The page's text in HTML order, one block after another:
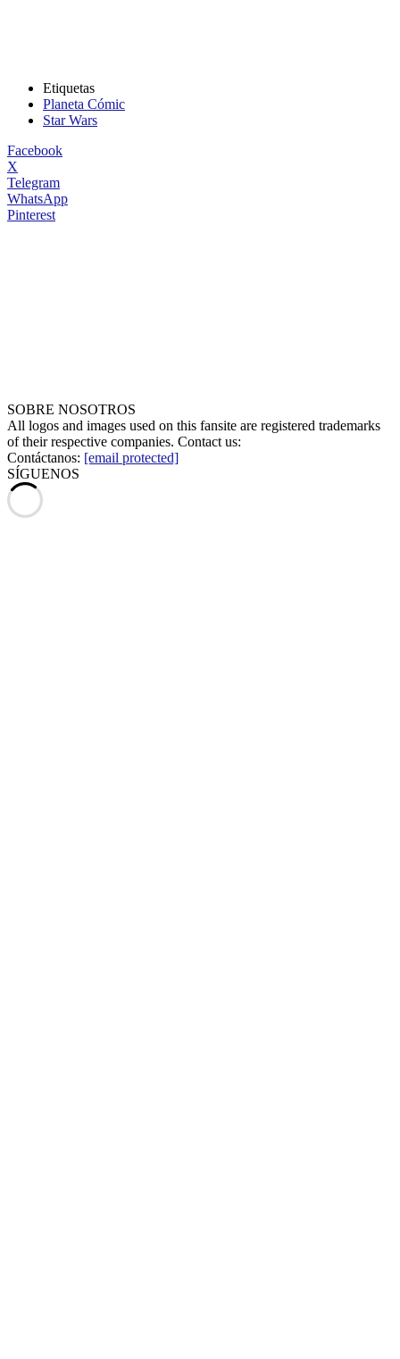
Etiquetas
Planeta Cómic
Star Wars
Facebook
X
Telegram
WhatsApp
Pinterest
SOBRE NOSOTROS
All logos and images used on this fansite are registered trademarks
of their respective companies. Contact us:
Contáctanos: [email protected]
SÍGUENOS